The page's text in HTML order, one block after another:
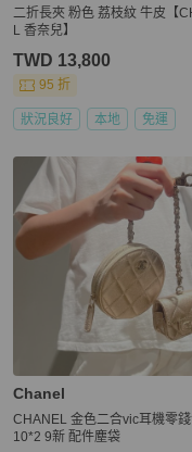
二折長夾 粉色 荔枝紋 牛皮【
L 香奈兒】
TWD 13,800
95 折
狀況良好 本地 免運
Chanel
CHANEL 金色二合vic耳機零
10*2 9新 配件塵袋